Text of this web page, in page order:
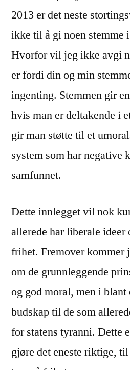
2013 er det neste
ikke til å gi noen stemme
Hvorfor vil jeg ikke avgi
er fordi din og min
ingenting. Stemmen gir
hvis man er deltakende i
gir man støtte til et
system som har negative
samfunnet.
Dette innlegget vil nok
allerede har liberale ideer
frihet. Fremover kommer
om de grunnleggende
og god moral, men i
budskap til de som
for statens tyranni. Dette
gjøre det eneste riktige,